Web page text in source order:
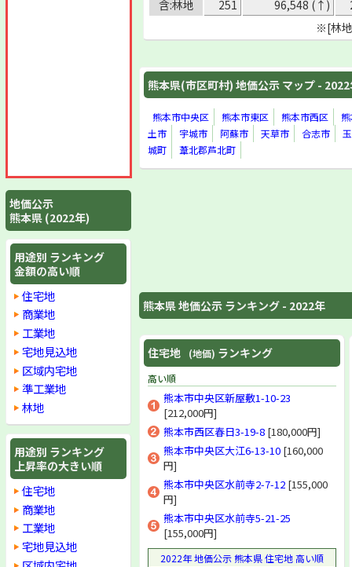
含:林地
251 96,548 (↑)
※[林
熊本県(市区町村) 地価公示 マップ -
熊本市中央区 熊本市東区 熊本市西区
土市
宇城市 阿蘇市 天草市 合志市
城町
葦北郡芦北町
熊本県 地価公示 ランキング - 2022年
住宅地 (地価) ランキング
高い順
熊本市中央区新屋敷1-10-23
[212,000円]
熊本市西区春日3-19-8 [180,000円]
熊本市中央区大江6-13-10 [160,000
円]
熊本市中央区水前寺2-7-12 [155,000
円]
熊本市中央区水前寺5-21-25
[155,000円]
2022年 地価公示 熊本県 住宅地 高い順
地価公示
熊本県 (2022年)
用途別 ランキング
金額の高い順
住宅地
商業地
工業地
宅地見込地
区域内宅地
準工業地
林地
用途別 ランキング
上昇率の大きい順
住宅地
商業地
工業地
宅地見込地